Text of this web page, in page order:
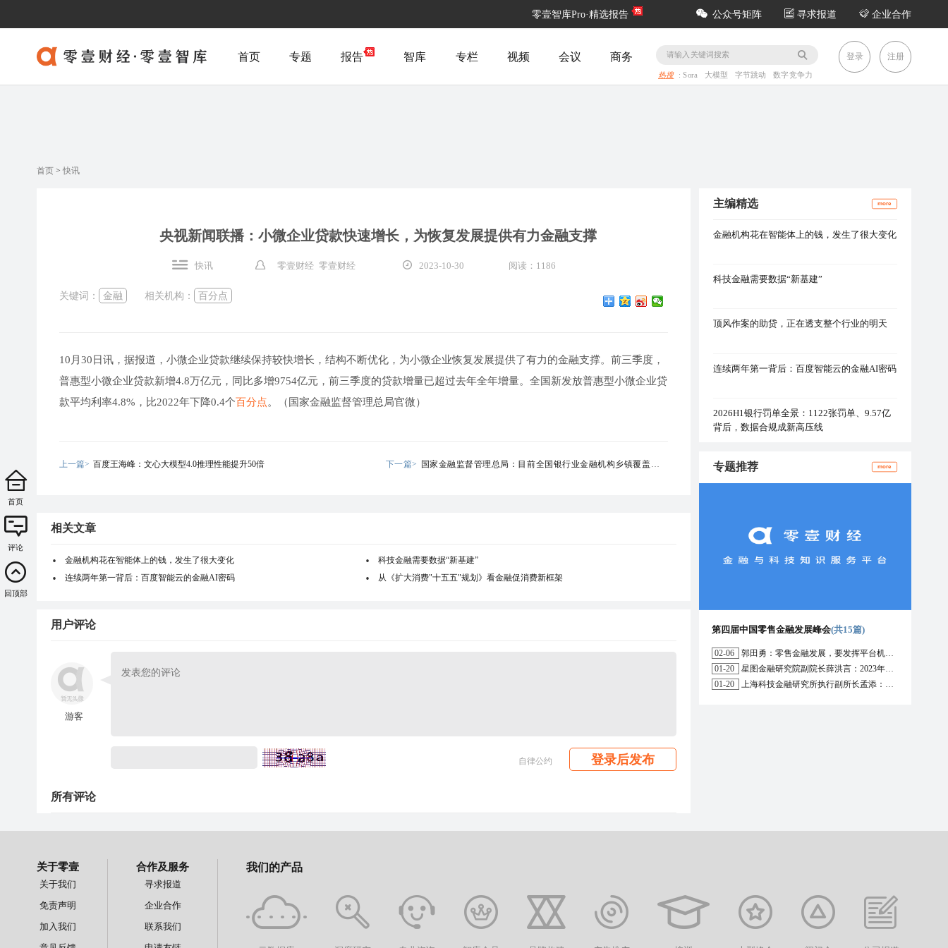
零壹智库Pro·精选报告 公众号矩阵 寻求报道 企业合作
首页 专题 报告 智库 专栏 视频 会议 商务
热搜 :Sora 大模型 字节跳动 数字竞争力
登录 注册
首页 > 快讯
央视新闻联播：小微企业贷款快速增长，为恢复发展提供有力金融支撑
快讯 零壹财经 零壹财经 2023-10-30 阅读：1186
关键词： 金融 相关机构： 百分点
10月30日讯，据报道，小微企业贷款继续保持较快增长，结构不断优化，为小微企业恢复发展提供了有力的金融支撑。前三季度，
普惠型小微企业贷款新增4.8万亿元，同比多增9754亿元，前三季度的贷款增量已超过去年全年增量。全国新发放普惠型小微企业贷
款平均利率4.8%，比2022年下降0.4个百分点。（国家金融监督管理总局官微）
上一篇> 百度王海峰：文心大模型4.0推理性能提升50倍 下一篇> 国家金融监督管理总局：目前全国银行业金融机构乡镇覆盖率为
相关文章
金融机构花在智能体上的钱，发生了很大变化
科技金融需要数据“新基建”
连续两年第一背后：百度智能云的金融AI密码
从《扩大消费"十五五"规划》看金融促消费新框架
用户评论
游客
自律公约 登录后发布
所有评论
主编精选 more
金融机构花在智能体上的钱，发生了很大变化
科技金融需要数据“新基建”
顶风作案的助贷，正在透支整个行业的明天
连续两年第一背后：百度智能云的金融AI密码
2026H1银行罚单全景：1122张罚单、9.57亿
背后，数据合规成新高压线
专题推荐 more
第四届中国零售金融发展峰会(共15篇)
02-06
郭田勇：零售金融发展，要发挥平台机构的作用
01-20
星图金融研究院副院长薛洪言：2023年消费信贷或迎来新起点
01-20
上海科技金融研究所执行副所长孟添：开放银行与嵌入式金融为数字普惠金融带来更大发展空间
首页
评论
回顶部
关于零壹
关于我们
免责声明
加入我们
合作及服务
寻求报道
企业合作
联系我们
我们的产品